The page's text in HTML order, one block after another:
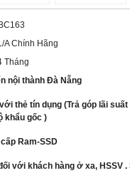
A Chính Hãng
Tháng
nội thành Đà Nẵng
thẻ tín dụng (Trả góp lãi
khẩu gốc )
Ram-SSD
với khách hàng ở xa, HSSV .